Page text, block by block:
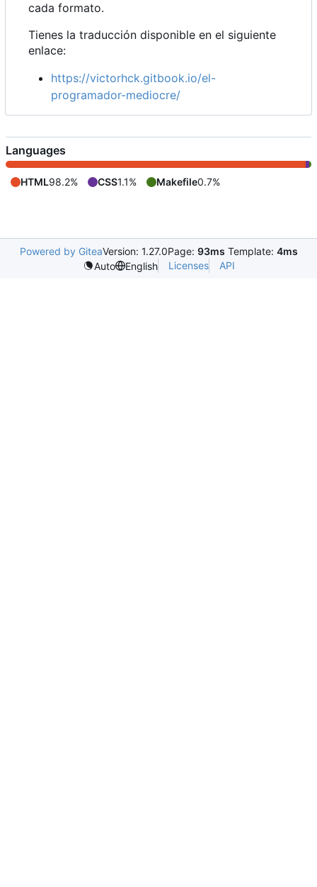
cada formato.
Tienes la traducción disponible en el siguiente
enlace:
https://victorhck.gitbook.io/el-
programador-mediocre/
Languages
HTML98.2% CSS1.1% Makefile0.7%
Powered by GiteaVersion: 1.27.0Page: 93ms Template: 4ms
Auto
English Licenses API